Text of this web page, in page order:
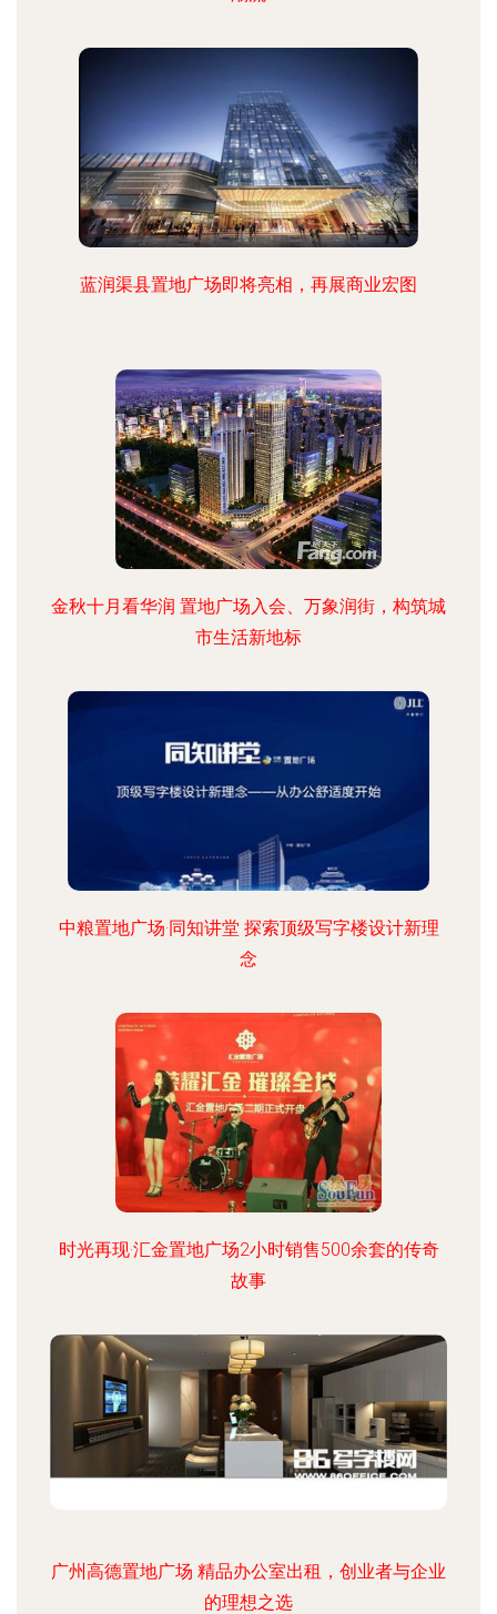
蓝润渠县置地广场即将亮相，再展商业宏图
金秋十月看华润 置地广场入会、万象润街，构筑城
市生活新地标
中粮置地广场·同知讲堂 探索顶级写字楼设计新理
念
时光再现·汇金置地广场2小时销售500余套的传奇
故事
广州高德置地广场 精品办公室出租，创业者与企业
的理想之选